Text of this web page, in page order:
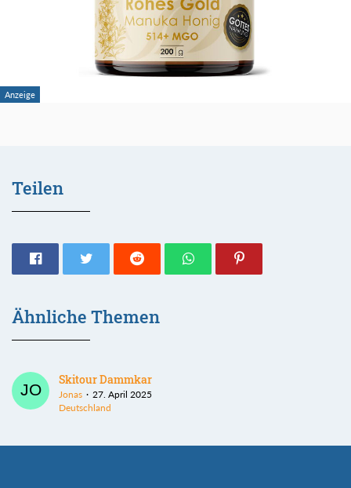
Teilen
Ähnliche Themen
Skitour Dammkar
Jonas
27. April 2025
Deutschland